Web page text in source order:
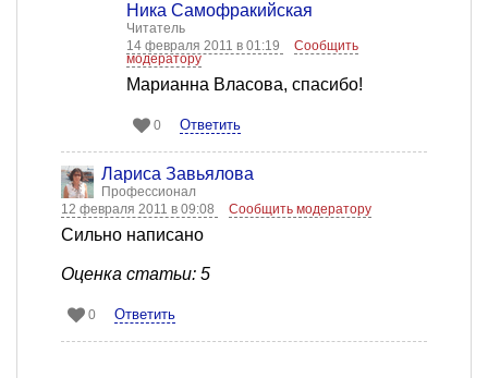
Ника Самофракийская
Читатель
14 февраля 2011 в 01:19
Сообщить
модератору
Марианна Власова, спасибо!
0 Ответить
Лариса Завьялова
Профессионал
12 февраля 2011 в 09:08
Сообщить модератору
Сильно написано
Оценка статьи: 5
0 Ответить